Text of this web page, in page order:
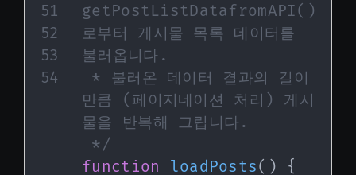
getPostListDatafromAPI()
로부터 게시물 목록 데이터를
불러옵니다.
만큼 (페이지네이션 처리) 게시
물을 반복해 그립니다.
*/
function
loadPosts( ) {